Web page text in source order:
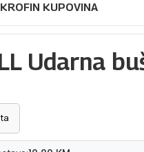
KUPOVINA
Udarna